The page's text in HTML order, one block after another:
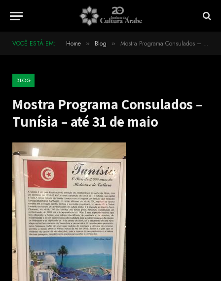
VOCÊ ESTÁ EM: Home » Blog » Mostra Programa Consulados – Tunísia – até 31 de maio
BLOG
Mostra Programa Consulados –
Tunísia – até 31 de maio